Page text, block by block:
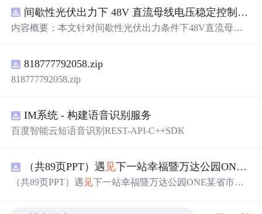
间歇性光伏出力下 48V 直流母线电压稳定控制及储能双向充放电闭环调控体系研究（Simulink仿真实现）
内容概要：本文针对间歇性光伏出力条件下48V直流母线
含光伏阵列、Boost型DC-DC变换器、双向DC-DC变换器
与锂离子电池储能系统的完整拓扑结构，结合光伏最大功
架构，集成电压外环与电流内环双闭环控制策略，确保在
光照强度波动、负载突变等动态工况下维持母线电压稳
定。在Simulink环境中搭建全系统仿真模型，验证了控制策
在无外部电网支撑下的自主运行能力和电能质量水平。; 适
合人群：具备电力电子、自动控制与新能源系统基础知识
的电气工程及相关专业研究生、科研人员，以及从事光伏
景及目标：①用于教学与科研中离网型光伏直流微网系统
818777792058.zip
818777792058.zip
IM系统 - 构建语音识别服务
百度智能云短语音识别REST-API-C++SDK
（共89页PPT）遇 见下一站幸福暨万达公园ONE某省市热气球生活艺术节活动策划方案.pptx
（共89页PPT）遇 见 下一站幸福暨万达公园ONE某省市热